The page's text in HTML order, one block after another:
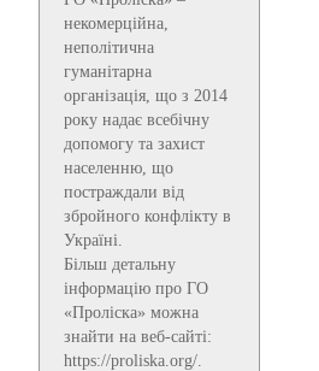
некомерційна,
неполітична
гуманітарна
організація, що з 2014
року надає всебічну
допомогу та захист
населенню, що
постраждали від
збройного конфлікту в
Україні.
Більш детальну
інформацію про ГО
«Проліска» можна
знайти на веб-сайті:
https://proliska.org/.